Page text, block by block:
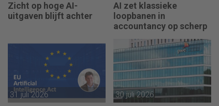
Zicht op hoge AI-
uitgaven blijft achter
AI zet klassieke
loopbanen in
accountancy op scherp
31 juli 2026 30 juli 2026